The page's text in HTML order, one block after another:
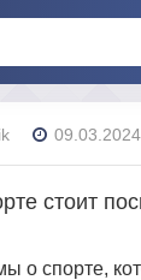
стоит
о спорте,